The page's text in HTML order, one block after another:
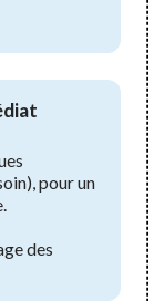
pour un
des